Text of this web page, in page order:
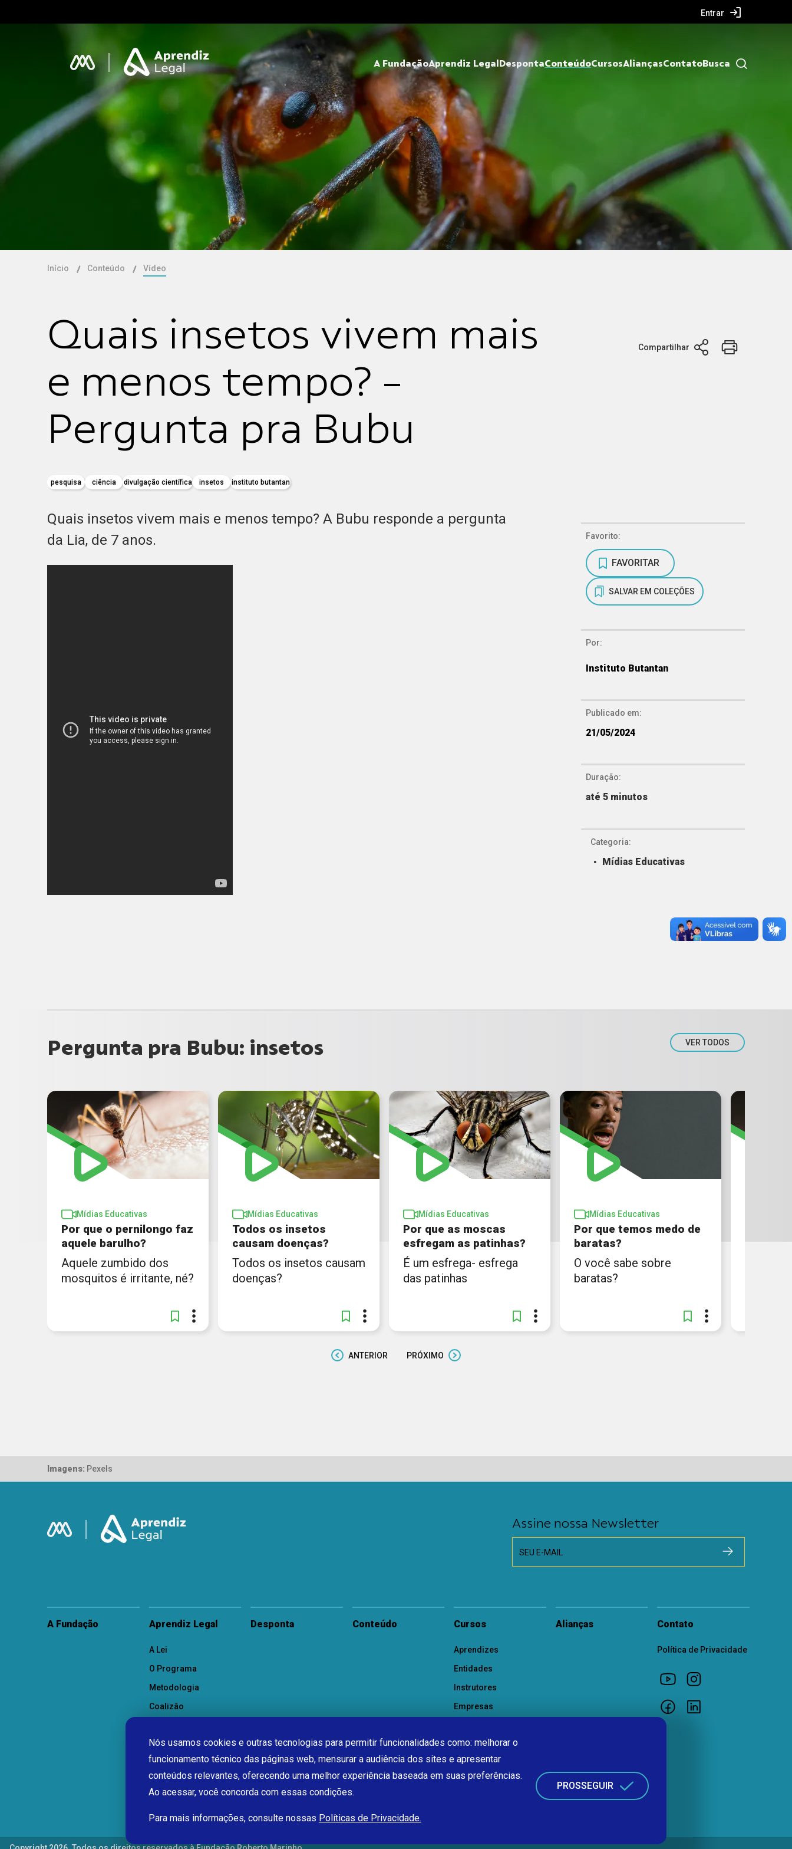
Entrar
A FundaçãoAprendiz Legal DespontaConteúdoCursosAliançasContatoBusca
Início Conteúdo Vídeo
Quais insetos vivem mais
e menos tempo? -
Pergunta pra Bubu
pesquisa ciência divulgação científica insetos instituto butantan
Compartilhar
Quais insetos vivem mais e menos tempo? A Bubu responde a pergunta
da Lia, de 7 anos.
Favorito:
FAVORITAR
SALVAR EM COLEÇÕES
Por:
Instituto Butantan
Publicado em:
21/05/2024
Duração:
até 5 minutos
Categoria:
Mídias Educativas
Pergunta pra Bubu: insetos VER TODOS
Mídias Educativas
Por que o pernilongo faz
aquele barulho?
Aquele zumbido dos
mosquitos é irritante, né?
Mídias Educativas
Todos os insetos
causam doenças?
Todos os insetos causam
doenças?
Mídias Educativas
Por que as moscas
esfregam as patinhas?
É um esfrega- esfrega
das patinhas
Mídias Educativas
Por que temos medo de
baratas?
O você sabe sobre
baratas?
ANTERIOR PRÓXIMO
Imagens: Pexels
Assine nossa Newsletter
SEU E-MAIL
A Fundação Aprendiz Legal
A Lei
O Programa
Metodologia
Coalizão
Desponta Conteúdo Cursos
Aprendizes
Entidades
Instrutores
Empresas
Alianças Contato
Política de Privacidade
Nós usamos cookies e outras tecnologias para permitir funcionalidades como: melhorar o
funcionamento técnico das páginas web, mensurar a audiência dos sites e apresentar
conteúdos relevantes, oferecendo uma melhor experiência baseada em suas preferências.
Ao acessar, você concorda com essas condições.
Para mais informações, consulte nossas Políticas de Privacidade.
PROSSEGUIR